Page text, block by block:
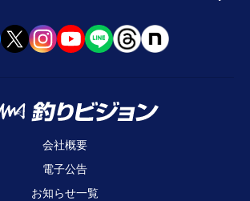
会社概要
電子公告
お知らせ一覧